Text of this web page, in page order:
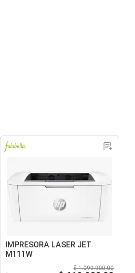
IMPRESORA LASER JET
M111W
$ 1.099.900,00